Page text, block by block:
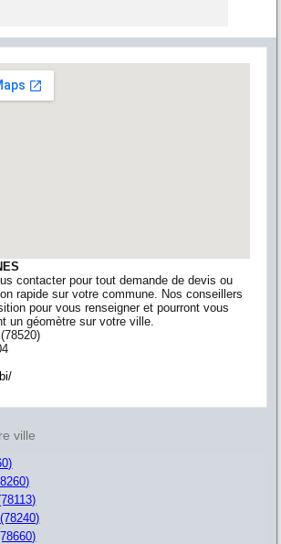
contacter pour tout demande de devis ou
rapide sur votre commune. Nos conseillers
pour vous renseigner et pourront vous
un géomètre sur votre ville.
(78520)
ville